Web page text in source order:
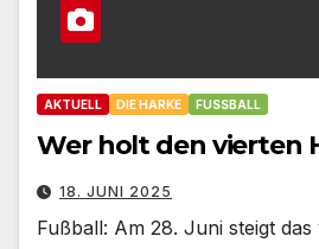
AKTUELL DIE HARKE FUSSBALL
Wer holt den vierten
18. JUNI 2025
Fußball: Am 28. Juni steigt